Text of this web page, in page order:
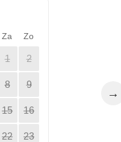
Za Zo
1 2
8 9
15 16
22 23
→